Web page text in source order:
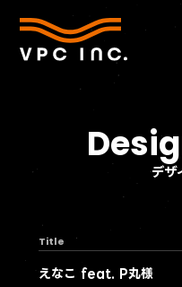
デザ
Title
えなこ feat. P丸様